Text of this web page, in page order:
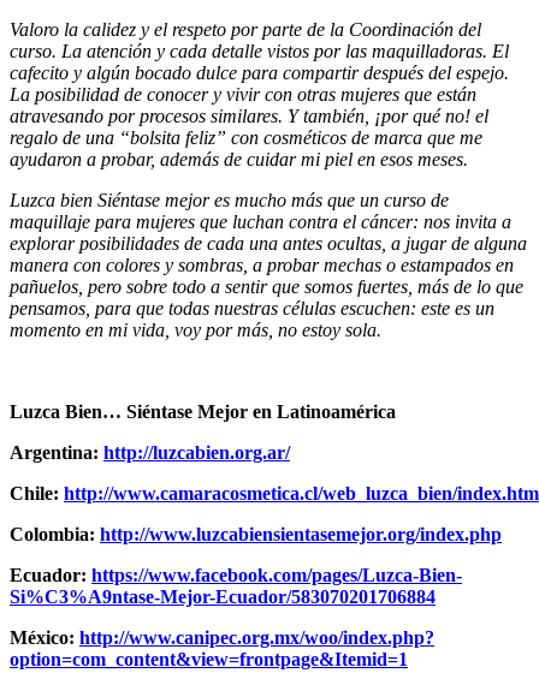
Valoro la calidez y el respeto por parte de la Coordinación del
curso. La atención y cada detalle vistos por las maquilladoras. El
cafecito y algún bocado dulce para compartir después del espejo.
La posibilidad de conocer y vivir con otras mujeres que están
atravesando por procesos similares. Y también, ¡por qué no! el
regalo de una “bolsita feliz” con cosméticos de marca que me
ayudaron a probar, además de cuidar mi piel en esos meses.
Luzca bien Siéntase mejor es mucho más que un curso de
maquillaje para mujeres que luchan contra el cáncer: nos invita a
explorar posibilidades de cada una antes ocultas, a jugar de alguna
manera con colores y sombras, a probar mechas o estampados en
pañuelos, pero sobre todo a sentir que somos fuertes, más de lo que
pensamos, para que todas nuestras células escuchen: este es un
momento en mi vida, voy por más, no estoy sola.
Luzca Bien… Siéntase Mejor en Latinoamérica
Argentina: http://luzcabien.org.ar/
Chile: http://www.camaracosmetica.cl/web_luzca_bien/
Colombia: http://www.luzcabiensientasemejor.org/index.php
Ecuador: https://www.facebook.com/pages/Luzca-Bien-
Si%C3%A9ntase-Mejor-Ecuador/583070201706884
México: http://www.canipec.org.mx/woo/index.php?
option=com_content&view=frontpage&Itemid=1